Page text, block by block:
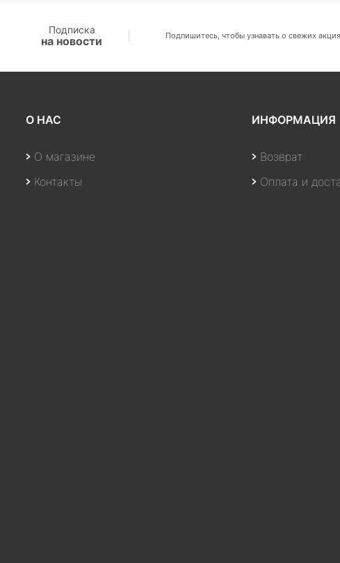
Подписка
на новости Подпишитесь, чтобы узнавать о свежих
О НАС
О магазине
Контакты
ИНФОРМАЦИЯ
Возврат
Оплата и